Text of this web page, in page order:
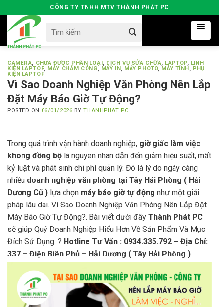
to
content
CÔNG TY TNHH MTV THÀNH PHÁT PC
for:
CAMERA, CHƯA ĐƯỢC PHÂN LOẠI, DỊCH VỤ SỬA CHỮA, LAPTOP, LINH
KIỆN LAPTOP, MÁY CHẤM CÔNG, MÁY IN, MÁY PHOTO, MÁY TÍNH, PHỤ
KIỆN LAPTOP
Vì Sao Doanh Nghiệp Văn Phòng Nên Lắp
Đặt Máy Báo Giờ Tự Động?
POSTED ON 06/01/2026 BYTHANHPHAT PC
Trong quá trình vận hành doanh nghiệp, giờ giấc làm việc
không đồng bộ là nguyên nhân dẫn đến giảm hiệu suất, mất
kỷ luật và phát sinh chi phí quản lý. Đó là lý do ngày càng
nhiều doanh nghiệp văn phòng tại Tây Hải Phòng ( Hải
Dương Cũ ) lựa chọn máy báo giờ tự động như một giải
pháp lâu dài. Vì Sao Doanh Nghiệp Văn Phòng Nên Lắp Đặt
Máy Báo Giờ Tự Động?. Bài viết dưới đây Thành Phát PC
sẽ giúp Quý Doanh Nghiệp Hiểu Hơn Về Sản Phẩm Và Mục
Đích Sử Dụng. ? Hotline Tư Vấn : 0934.335.792 – Địa Chỉ:
337 – Điện Biên Phủ – Hải Dương ( Tây Hải Phòng )